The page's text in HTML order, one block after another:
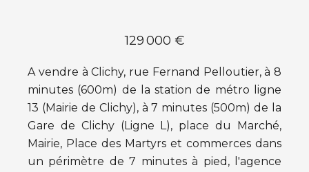
129 000 €
A vendre à Clichy, rue Fernand Pelloutier, à 8
minutes (600m) de la station de métro ligne
13 (Mairie de Clichy), à 7 minutes (500m) de la
Gare de Clichy (Ligne L), place du Marché,
Mairie, Place des Martyrs et commerces dans
un périmètre de 7 minutes à pied, l'agence